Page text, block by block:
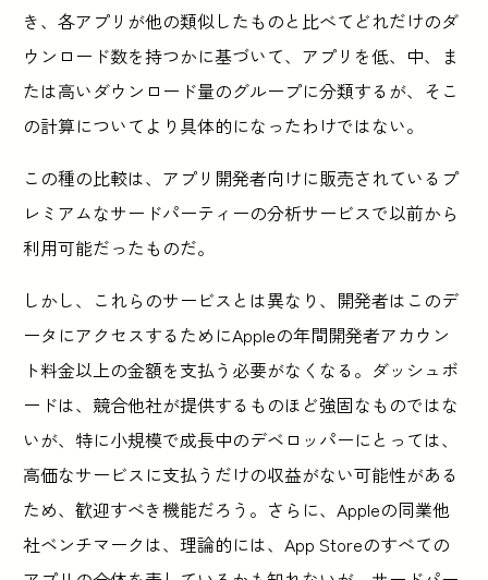
き、各アプリが他の類似したものと比べてどれだけのダ
ウンロード数を持つかに基づいて、アプリを低、中、ま
たは高いダウンロード量のグループに分類するが、そこ
の計算についてより具体的になったわけではない。
この種の比較は、アプリ開発者向けに販売されているプ
レミアムなサードパーティーの分析サービスで以前から
利用可能だったものだ。
しかし、これらのサービスとは異なり、開発者はこのデ
ータにアクセスするためにAppleの年間開発者アカウン
ト料金以上の金額を支払う必要がなくなる。ダッシュボ
ードは、競合他社が提供するものほど強固なものではな
いが、特に小規模で成長中のデベロッパーにとっては、
高価なサービスに支払うだけの収益がない可能性がある
ため、歓迎すべき機能だろう。さらに、Appleの同業他
社ベンチマークは、理論的には、App Storeのすべての